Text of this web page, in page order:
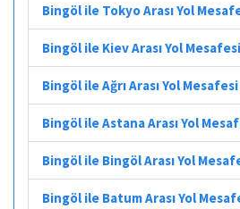
Bingöl ile Tokyo Arası Yol
Bingöl ile Kiev Arası Yol
Bingöl ile Ağrı Arası Yol
Bingöl ile Astana Arası Yol
Bingöl ile Bingöl Arası Yol
Bingöl ile Batum Arası Yol